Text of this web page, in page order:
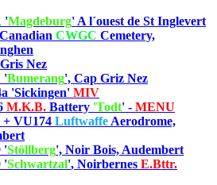
'Magdeburg' A l´ouest de St Inglevert
CWGC Cemetery,
Nez
'Bumerang', Cap Griz Nez
'Sickingen' MIV
M.K.B. Battery 'Todt' - MENU
+ VU174 Luftwaffe Aerodrome,
'Stöllberg', Noir Bois, Audembert
'Schwartzal', Noirbernes E.Bttr.